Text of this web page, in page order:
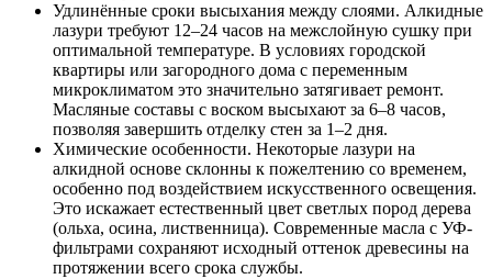
Удлинённые сроки высыхания между слоями. Алкидные
лазури требуют 12–24 часов на межслойную сушку при
оптимальной температуре. В условиях городской
квартиры или загородного дома с переменным
микроклиматом это значительно затягивает ремонт.
Масляные составы с воском высыхают за 6–8 часов,
позволяя завершить отделку стен за 1–2 дня.
Химические особенности. Некоторые лазури на
алкидной основе склонны к пожелтению со временем,
особенно под воздействием искусственного освещения.
Это искажает естественный цвет светлых пород дерева
(ольха, осина, лиственница). Современные масла с УФ-
фильтрами сохраняют исходный оттенок древесины на
протяжении всего срока службы.